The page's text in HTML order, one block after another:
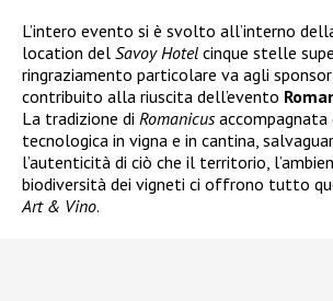
L’intero evento si è svolto all’interno
location del Savoy Hotel cinque stelle
ringraziamento particolare va agli
contribuito alla riuscita dell’evento
La tradizione di Romanicusaccompagnata
tecnologica in vigna e in cantina,
l’autenticità di ciò che il territorio,
biodiversità dei vigneti ci offrono tutto
Art & Vino.